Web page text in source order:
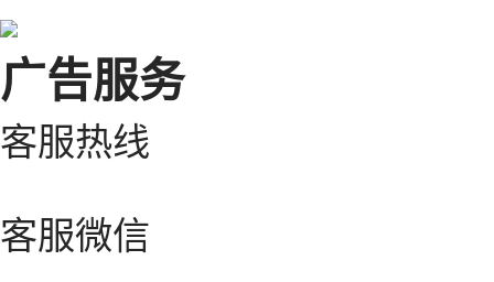
广告服务
客服热线
客服微信